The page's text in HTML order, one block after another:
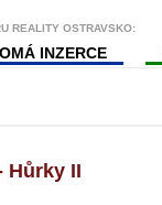
REALITY OSTRAVSKO:
INZERCE
Hůrky II